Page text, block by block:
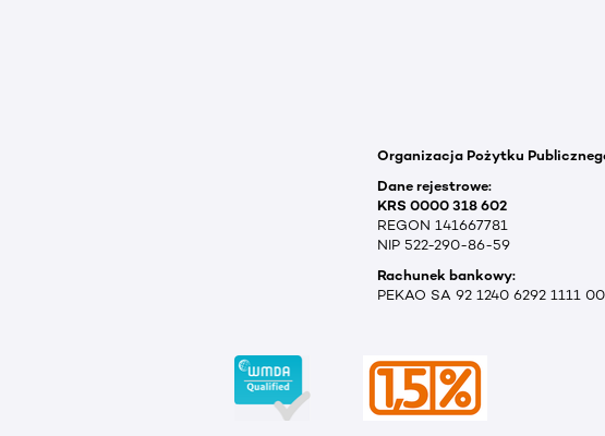
Organizacja Pożytku
Dane rejestrowe:
KRS 0000 318 602
REGON 141667781
NIP 522-290-86-59
Rachunek bankowy:
PEKAO SA 92 1240 6292 1111